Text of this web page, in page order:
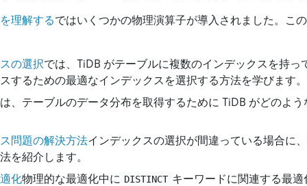
理解するではいくつかの物理演算子が導入されました。こ
の選択では、TiDB がテーブルに複数のインデックスを持っ
するための最適なインデックスを選択する方法を学びます。
、テーブルのデータ分布を取得するために TiDB がどのよ
問題の解決方法インデックスの選択が間違っている場合に
を紹介します。
化物理的な最適化中に DISTINCT キーワードに関連する最